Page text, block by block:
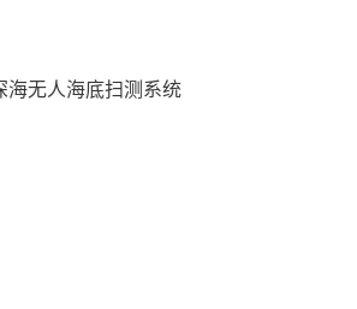
目深海无人海底扫测系统